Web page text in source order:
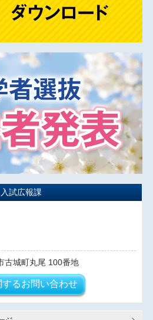
入試広報課
古城町丸尾 100番地
するお問い合わせ